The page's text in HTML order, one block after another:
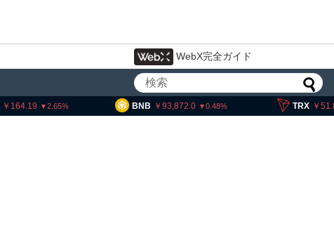
WebX完全ガイド
164.19 2.65 BNB 93,872.0 0.48 TRX